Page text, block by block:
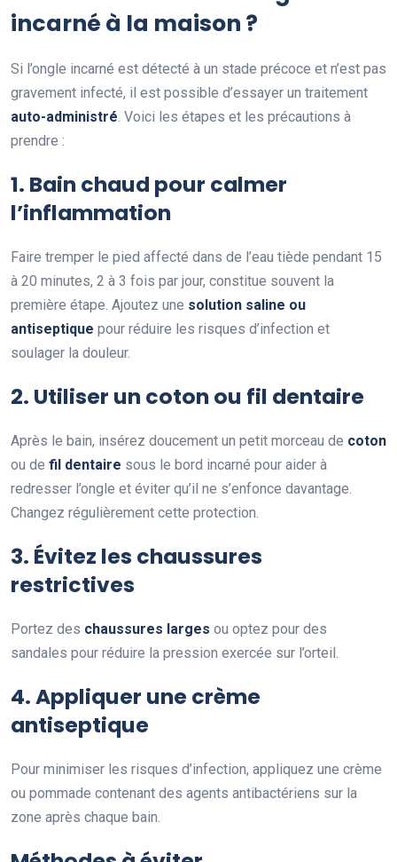
incarné à la maison ?
Si l’ongle incarné est détecté à un stade précoce et n’est pas
gravement infecté, il est possible d’essayer un traitement
auto-administré. Voici les étapes et les précautions à
prendre :
1. Bain chaud pour calmer
l’inflammation
Faire tremper le pied affecté dans de l’eau tiède pendant 15
à 20 minutes, 2 à 3 fois par jour, constitue souvent la
première étape. Ajoutez une solution saline ou
antiseptique pour réduire les risques d’infection et
soulager la douleur.
2. Utiliser un coton ou fil dentaire
Après le bain, insérez doucement un petit morceau de coton
ou de fil dentaire sous le bord incarné pour aider à
redresser l’ongle et éviter qu’il ne s’enfonce davantage.
Changez régulièrement cette protection.
3. Évitez les chaussures
restrictives
Portez des chaussures larges ou optez pour des
sandales pour réduire la pression exercée sur l’orteil.
4. Appliquer une crème
antiseptique
Pour minimiser les risques d’infection, appliquez une crème
ou pommade contenant des agents antibactériens sur la
zone après chaque bain.